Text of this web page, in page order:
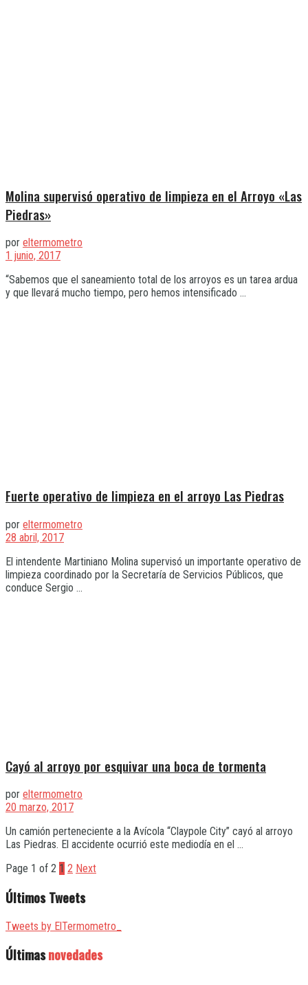
Molina supervisó operativo de limpieza en el Arroyo «Las
Piedras»
por eltermometro
1 junio, 2017
“Sabemos que el saneamiento total de los arroyos es un tarea ardua
y que llevará mucho tiempo, pero hemos intensificado ...
Fuerte operativo de limpieza en el arroyo Las Piedras
por eltermometro
28 abril, 2017
El intendente Martiniano Molina supervisó un importante operativo de
limpieza coordinado por la Secretaría de Servicios Públicos, que
conduce Sergio ...
Cayó al arroyo por esquivar una boca de tormenta
por eltermometro
20 marzo, 2017
Un camión perteneciente a la Avícola “Claypole City” cayó al arroyo
Las Piedras. El accidente ocurrió este mediodía en el ...
Page 1 of 2 1 2 Next
Últimos Tweets
Tweets by ElTermometro_
Últimasnovedades